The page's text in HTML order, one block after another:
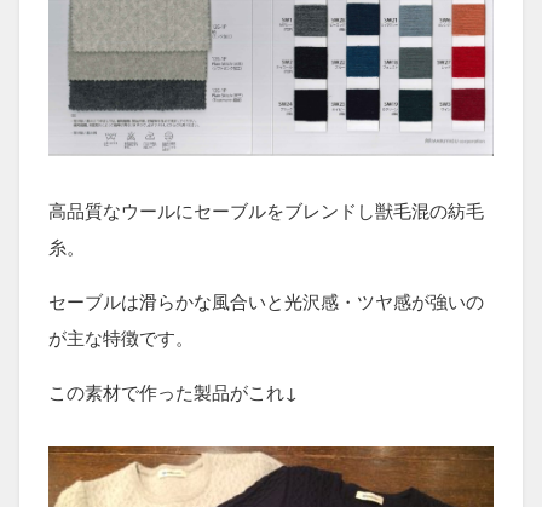
高品質なウールにセーブルをブレンドし獣毛混の紡毛
糸。
セーブルは滑らかな風合いと光沢感・ツヤ感が強いの
が主な特徴です。
この素材で作った製品がこれ↓